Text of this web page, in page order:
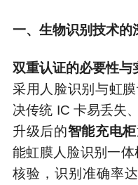
一、生物识别技术的
双重认证的必要性与
采用人脸识别与虹
决传统 IC 卡易丢失
升级后的智能充电柜
能虹膜人脸识别一体
核验，识别准确率